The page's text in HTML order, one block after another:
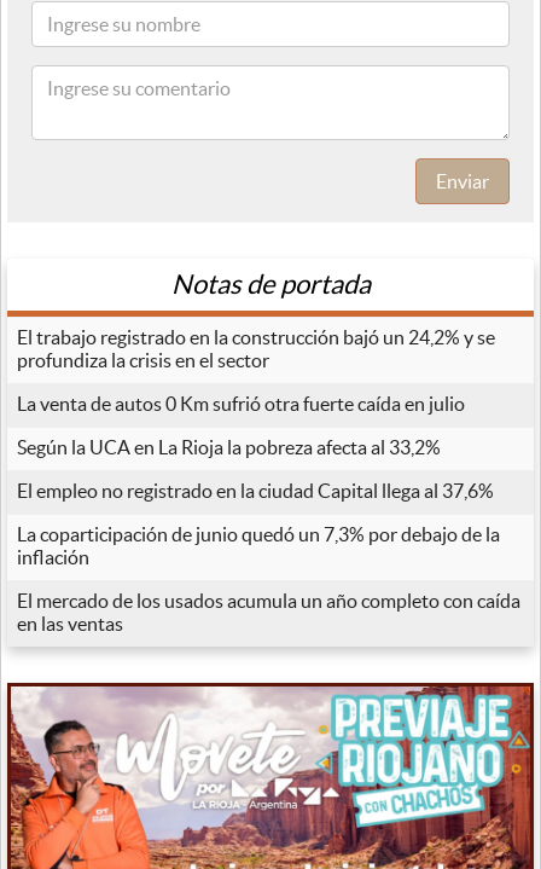
Enviar
Notas de portada
El trabajo registrado en la construcción bajó un 24,2% y se
profundiza la crisis en el sector
La venta de autos 0 Km sufrió otra fuerte caída en julio
Según la UCA en La Rioja la pobreza afecta al 33,2%
El empleo no registrado en la ciudad Capital llega al 37,6%
La coparticipación de junio quedó un 7,3% por debajo de la
inflación
El mercado de los usados acumula un año completo con caída
en las ventas